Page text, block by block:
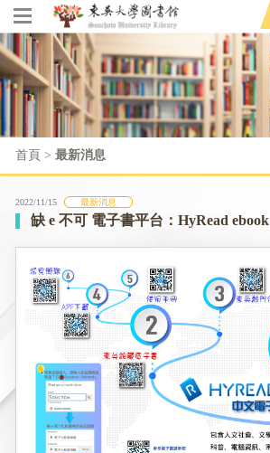
首頁 > 最新消息
2022/11/15 最新消息
缺 e 不可 電子書平台：HyRead ebook